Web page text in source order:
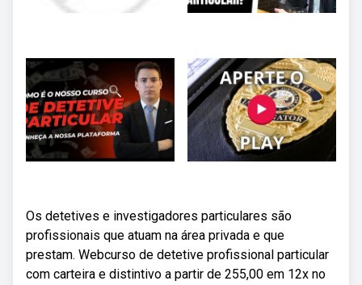
Os detetives e investigadores particulares são
profissionais que atuam na área privada e que
prestam. Webcurso de detetive profissional particular
com carteira e distintivo a partir de 255,00 em 12x no